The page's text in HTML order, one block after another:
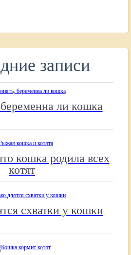
записи
ли кошка
кошка родила всех
котят
схватки у кошки